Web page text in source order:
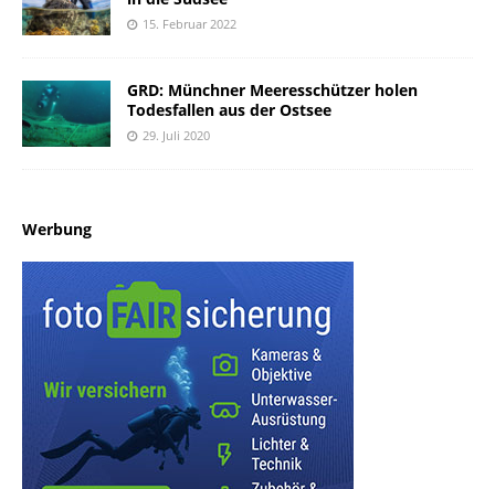
15. Februar 2022
GRD: Münchner Meeresschützer holen
Todesfallen aus der Ostsee
29. Juli 2020
Werbung